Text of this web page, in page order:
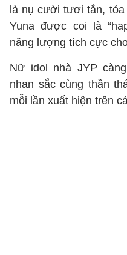
là nụ cười tươi tắn,
Yuna được coi là
năng lượng tích cực
Nữ idol nhà JYP
nhan sắc cùng thần
mỗi lần xuất hiện trên